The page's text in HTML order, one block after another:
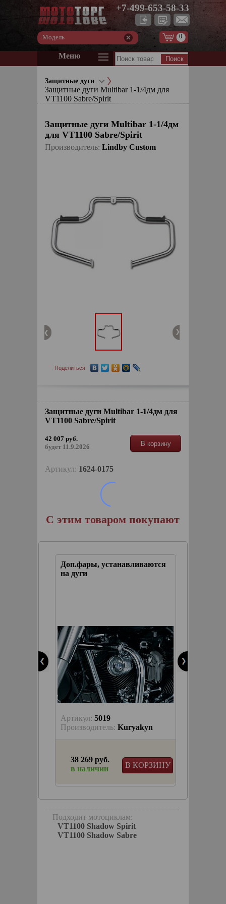
+7-499-653-58-33
Модель 0
Меню
Защитные дуги
Защитные дуги Multibar 1-1/4дм для
VT1100 Sabre/Spirit
Защитные дуги Multibar 1-1/4дм
для VT1100 Sabre/Spirit
Производитель: Lindby Custom
Поделиться
Защитные дуги Multibar 1-1/4дм для
VT1100 Sabre/Spirit
42 007 руб.
будет 11.9.2026
В корзину
Артикул: 1624-0175
С этим товаром покупают
Доп.фары, устанавливаются
на дуги
Артикул: 5019
Производитель: Kuryakyn
В КОРЗИНУ
38 269 руб.
в наличии
Подходит мотоциклам:
VT1100 Shadow Spirit
VT1100 Shadow Sabre